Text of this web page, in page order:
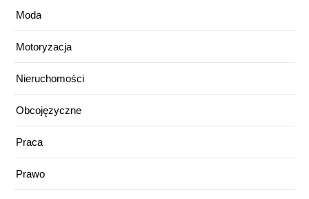
Moda
Motoryzacja
Nieruchomości
Obcojęzyczne
Praca
Prawo